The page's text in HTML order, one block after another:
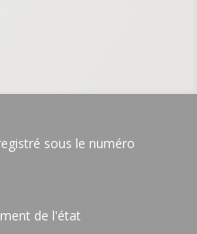
sous le numéro
de l'état